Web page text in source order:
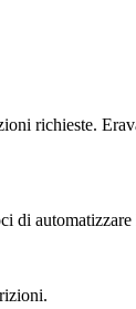
richieste.